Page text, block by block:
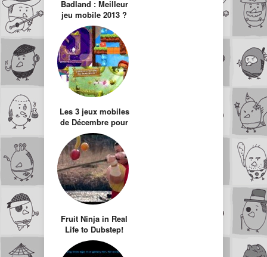
Badland : Meilleur
jeu mobile 2013 ?
Les 3 jeux mobiles
de Décembre pour
votre diner chiant
de Noël
Fruit Ninja in Real
Life to Dubstep!